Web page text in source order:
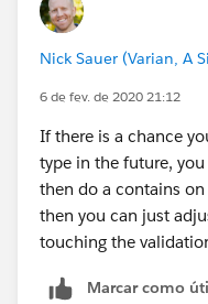
Nick Sauer (Varian, A
6 de fev. de 2020 21:12
If there is a chance
type in the future,
then do a contains
then you can just
touching the
Marcar como